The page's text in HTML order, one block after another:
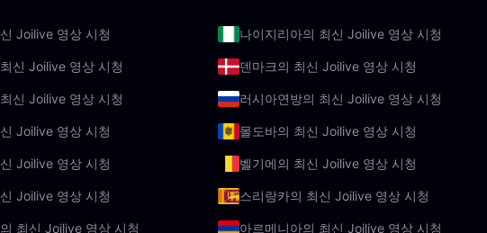
Joilive 영상 시청 나이지리아의 최신 Joilive 영상 시청
신 Joilive 영상 시청 덴마크의 최신 Joilive 영상 시청
신 Joilive 영상 시청 러시아연방의 최신 Joilive 영상 시청
Joilive 영상 시청 몰도바의 최신 Joilive 영상 시청
Joilive 영상 시청 벨기에의 최신 Joilive 영상 시청
Joilive 영상 시청 스리랑카의 최신 Joilive 영상 시청
최신 Joilive 영상 시청 아르메니아의 최신 Joilive 영상 시청